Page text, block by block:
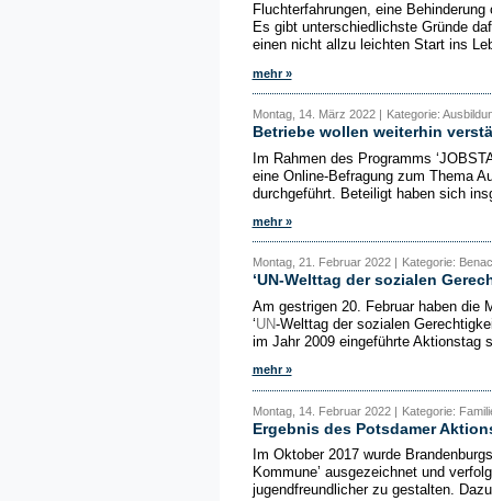
Fluchterfahrungen, eine
Es gibt unterschiedlichste Gründe
einen nicht allzu leichten Start ins
mehr »
Montag, 14. März 2022 | Kategorie:
Betriebe wollen weiterhin
Im Rahmen des Programms
eine Online-Befragung zum Thema
durchgeführt. Beteiligt haben sich
mehr »
Montag, 21. Februar 2022 | Kategorie:
‘UN-Welttag der sozialen
Am gestrigen 20. Februar haben die
‘UN-Welttag der sozialen
im Jahr 2009 eingeführte Aktionstag
mehr »
Montag, 14. Februar 2022 | Kategorie:
Ergebnis des Potsdamer
Im Oktober 2017 wurde
Kommune’ ausgezeichnet und
jugendfreundlicher zu gestalten.